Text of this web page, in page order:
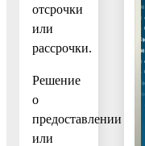
отсрочки
или
рассрочки.
Решение
о
предоставлении
или